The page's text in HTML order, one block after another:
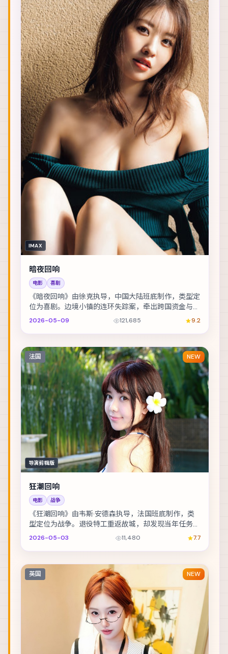
IMAX
暗夜回响
电影 喜剧
《暗夜回响》由徐克执导，中国大陆班底制作，类型定
位为喜剧。边境小镇的连环失踪案，牵出跨国资金与家
族恩怨。主演包括木村拓哉、章子怡、宋康昊 等，表...
2026-05-09 121,685 9.2
法国 NEW
导演剪辑版
狂潮回响
电影 战争
《狂潮回响》由韦斯·安德森执导，法国班底制作，类
型定位为战争。退役特工重返故城，却发现当年任务从
未真正结束。主演包括朱一龙、全智贤、提莫西·查拉...
2026-05-03 11,480 7.7
英国 NEW